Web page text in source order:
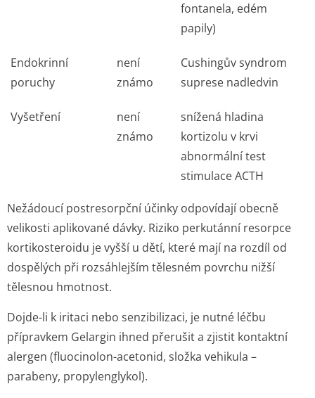
fontanela, edém
papily)
Endokrinní
poruchy
není
známo
Cushingův syndrom
suprese nadledvin
Vyšetření
není
známo
snížená hladina
kortizolu v krvi
abnormální test
stimulace ACTH
Nežádoucí postresorpční účinky odpovídají obecně
velikosti aplikované dávky. Riziko perkutánní resorpce
kortikosteroidu je vyšší u dětí, které mají na rozdíl od
dospělých při rozsáhlejším tělesném povrchu nižší
tělesnou hmotnost.
Dojde-li k iritaci nebo senzibilizaci, je nutné léčbu
přípravkem Gelargin ihned přerušit a zjistit kontaktní
alergen (fluocinolon-acetonid, složka vehikula –
parabeny, propylenglykol).